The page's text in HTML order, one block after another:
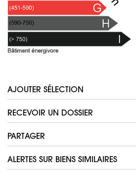
AJOUTER SÉLECTION
RECEVOIR UN DOSSIER
PARTAGER
ALERTES SUR BIENS SIMILAIRES